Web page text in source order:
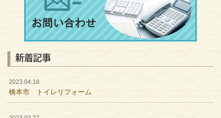
新着記事
2023.04.18
橋本市 トイレリフォーム